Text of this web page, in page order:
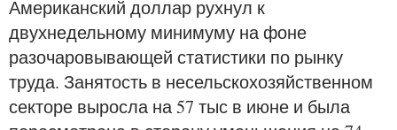
Американский доллар рухнул к
двухнедельному минимуму на фоне
разочаровывающей статистики по рынку
труда. Занятость в несельскохозяйственном
секторе выросла на 57 тыс в июне и была